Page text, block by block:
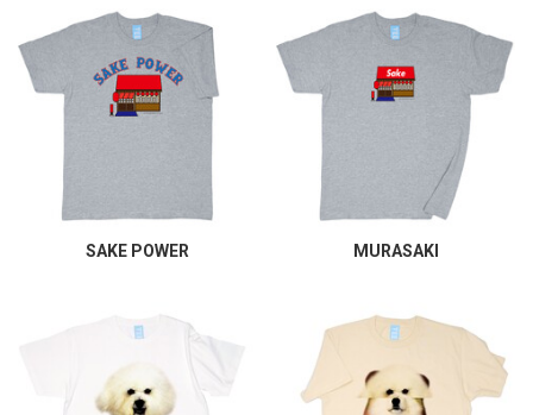
SAKE POWER MURASAKI